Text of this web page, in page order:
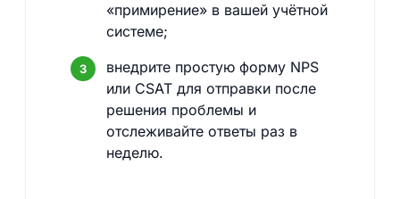
«примирение» в вашей учётной
системе;
внедрите простую форму NPS
или CSAT для отправки после
решения проблемы и
отслеживайте ответы раз в
неделю.